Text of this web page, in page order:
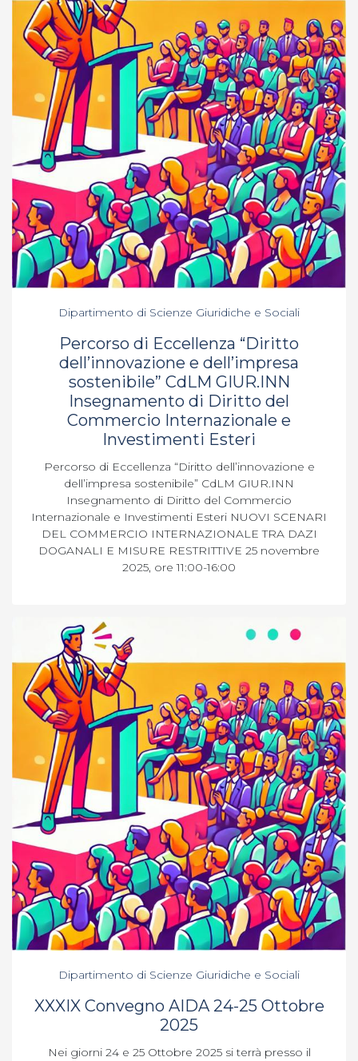
Dipartimento di Scienze Giuridiche e Sociali
Percorso di Eccellenza “Diritto
dell’innovazione e dell’impresa
sostenibile” CdLM GIUR.INN
Insegnamento di Diritto del
Commercio Internazionale e
Investimenti Esteri
Percorso di Eccellenza “Diritto dell’innovazione e
dell’impresa sostenibile” CdLM GIUR.INN
Insegnamento di Diritto del Commercio
Internazionale e Investimenti Esteri NUOVI SCENARI
DEL COMMERCIO INTERNAZIONALE TRA DAZI
DOGANALI E MISURE RESTRITTIVE 25 novembre
2025, ore 11:00-16:00
Dipartimento di Scienze Giuridiche e Sociali
XXXIX Convegno AIDA 24-25 Ottobre
2025
Nei giorni 24 e 25 Ottobre 2025 si terrà presso il